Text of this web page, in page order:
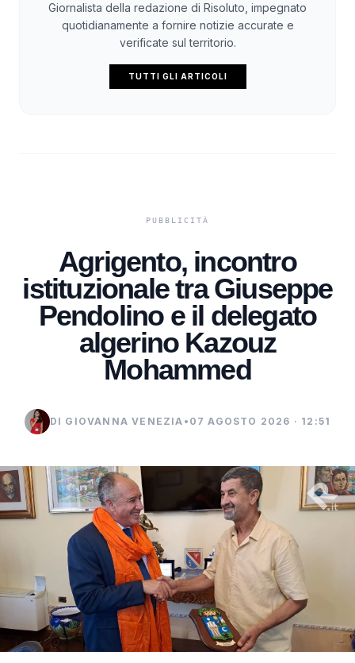
Giornalista della redazione di Risoluto, impegnato
quotidianamente a fornire notizie accurate e
verificate sul territorio.
TUTTI GLI ARTICOLI
Agrigento, incontro
istituzionale tra Giuseppe
Pendolino e il delegato
algerino Kazouz
Mohammed
DI GIOVANNA VENEZIA • 07 AGOSTO 2026 · 12:51